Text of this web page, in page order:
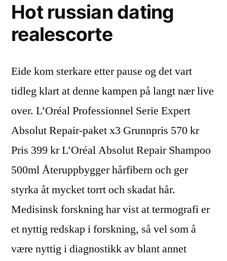
Hot russian dating
realescorte
Eide kom sterkare etter pause og det vart
tidleg klart at denne kampen på langt nær live
over. L’Oréal Professionnel Serie Expert
Absolut Repair-paket x3 Grunnpris 570 kr
Pris 399 kr L’Oréal Absolut Repair Shampoo
500ml Återuppbygger hårfibern och ger
styrka åt mycket torrt och skadat hår.
Medisinsk forskning har vist at termografi er
et nyttig redskap i forskning, så vel som å
være nyttig i diagnostikk av blant annet